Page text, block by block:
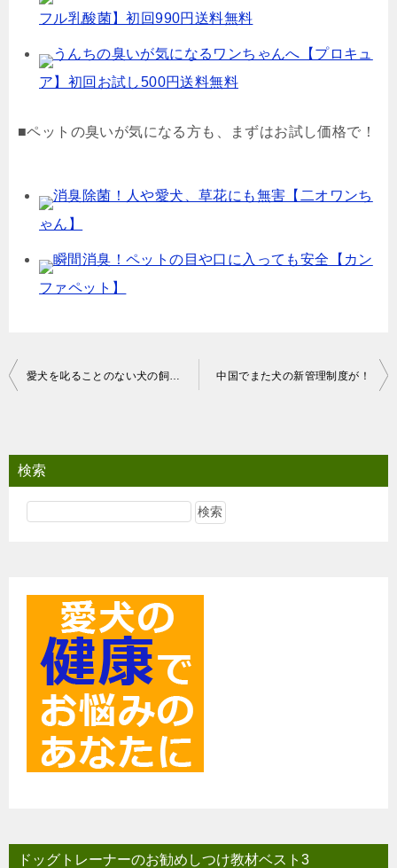
フル乳酸菌】初回990円送料無料
うんちの臭いが気になるワンちゃんへ【プロキュ
ア】初回お試し500円送料無料
■ペットの臭いが気になる方も、まずはお試し価格で！
消臭除菌！人や愛犬、草花にも無害【二オワンち
ゃん】
瞬間消臭！ペットの目や口に入っても安全【カン
ファペット】
投
ビ
ゲ
愛犬を叱ることのない犬の飼い方 中国でまた犬の新管理制度が！
検索
ドッグトレーナーのお勧めしつけ教材ベスト3